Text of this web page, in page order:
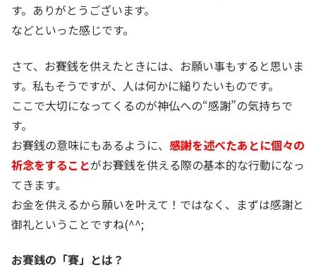
す。ありがとうございます。
などといった感じです。
さて、お賽銭を供えたときには、お願い事もすると思いま
す。私もそうですが、人は何かに縋りたいものです。
ここで大切になってくるのが神仏への“感謝”の気持ちで
す。
お賽銭の意味にもあるように、 感謝を述べたあとに個々の
祈念をすることがお賽銭を供える際の基本的な行動になっ
てきます。
お金を供えるから願いを叶えて！ではなく、まずは感謝と
御礼ということですね(^^;
お賽銭の「賽」とは？